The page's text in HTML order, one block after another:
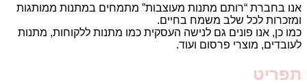
אנו בחברת “רותם מתנות מעוצבות” מתמחים במתנות ממותגות
ומזכרות לכל שלב משמח בחיים.
כמו כן, אנו פונים גם לנישה העסקית כמו מתנות ללקוחות, מתנות
לעובדים, מוצרי פרסום ועוד.
תפריט